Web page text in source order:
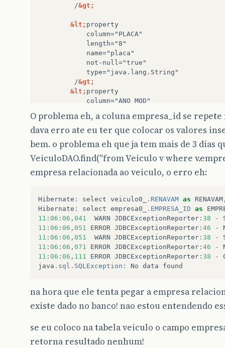
/&gt;
&lt;
/&gt;
&lt;
type="java.lang.Integer"
/&gt;
&lt;
type="java.lang.Integer"
/ &gt;
&lt;
/&gt;
&lt;
O problema eh, a coluna empresa_id se
dava erro ate eu ter que colocar os valores
bem. o problema eh que ja tem mais de 3 dias
VeiculoDAO.find("from Veiculo v where
empresa relacionada ao veiculo, o erro eh:
Hibernate : select veiculo0_ . RENAVAM as RENAVAM
Hibernate : select empresa0_ . EMPRESA_ID as
11 : 06 : 06 , 041 WARN JDBCExceptionReporter : 38 -
11 : 06 : 06 , 051 ERROR JDBCExceptionReporter : 46 -
11 : 06 : 06 , 051 WARN JDBCExceptionReporter : 38 -
11 : 06 : 06 , 071 ERROR JDBCExceptionReporter : 46 -
11 : 06 : 06 , 111 ERROR JDBCExceptionReporter : 38 -
java . sql . SQLException : No data found
na hora que ele tenta pegar a empresa
existe dado no banco! nao estou entendendo
se eu coloco na tabela veiculo o campo
retorna resultado nenhum!